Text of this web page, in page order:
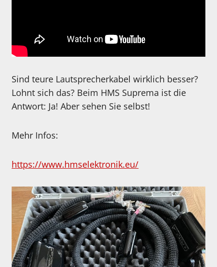
Sind teure Lautsprecherkabel wirklich besser?
Lohnt sich das? Beim HMS Suprema ist die
Antwort: Ja! Aber sehen Sie selbst!
Mehr Infos:
https://www.hmselektronik.eu/